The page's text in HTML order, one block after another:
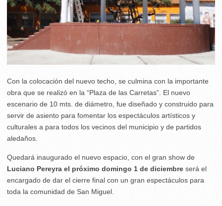
Con la colocación del nuevo techo, se culmina con la importante
obra que se realizó en la “Plaza de las Carretas”. El nuevo
escenario de 10 mts. de diámetro, fue diseñado y construido para
servir de asiento para fomentar los espectáculos artísticos y
culturales a para todos los vecinos del municipio y de partidos
aledaños.
Quedará inaugurado el nuevo espacio, con el gran show de
Luciano Pereyra el próximo domingo 1 de diciembre será el
encargado de dar el cierre final con un gran espectáculos para
toda la comunidad de San Miguel.